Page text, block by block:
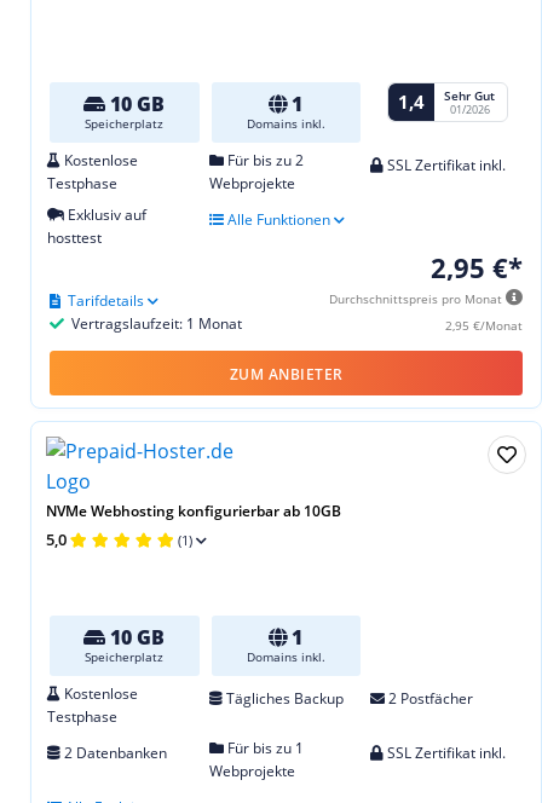
10 GB
Speicherplatz
1
Domains inkl.
1,4 Sehr Gut
01/2026
Kostenlose
Testphase
Für bis zu 2
Webprojekte
SSL Zertifikat inkl.
Exklusiv auf
hosttest
Alle Funktionen
2,95 €*
Durchschnittspreis pro Monat
2,95 €/Monat
Vertragslaufzeit: 1 Monat
Tarifdetails
ZUM ANBIETER
NVMe Webhosting konfigurierbar ab 10GB
5,0 (1)
10 GB
Speicherplatz
1
Domains inkl.
Kostenlose
Testphase
Tägliches Backup 2 Postfächer
2 Datenbanken
Für bis zu 1
Webprojekte
SSL Zertifikat inkl.